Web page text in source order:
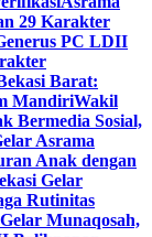
29 Karakter
PC LDII
Barat:
MandiriWakil
Bermedia Sosial,
Asrama
Anak dengan
Gelar
Rutinitas
Munaqosah,